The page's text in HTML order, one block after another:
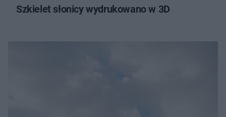
Szkielet słonicy wydrukowano w 3D